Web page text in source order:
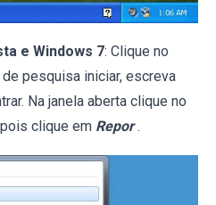
e Windows 7: Clique no
pesquisa iniciar, escreva
Na janela aberta clique no
clique em Repor .